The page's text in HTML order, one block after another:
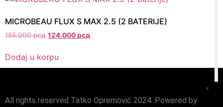
MICROBEAU FLUX S MAX 2.5 (2 BATERIJE)
155.000рсд 124.000рсд
Dodaj u korpu
All rights reserved Tatko Opremović 2024. Powered by